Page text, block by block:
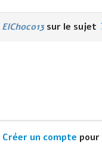
ElChoco13sur le sujet
Créer un compte